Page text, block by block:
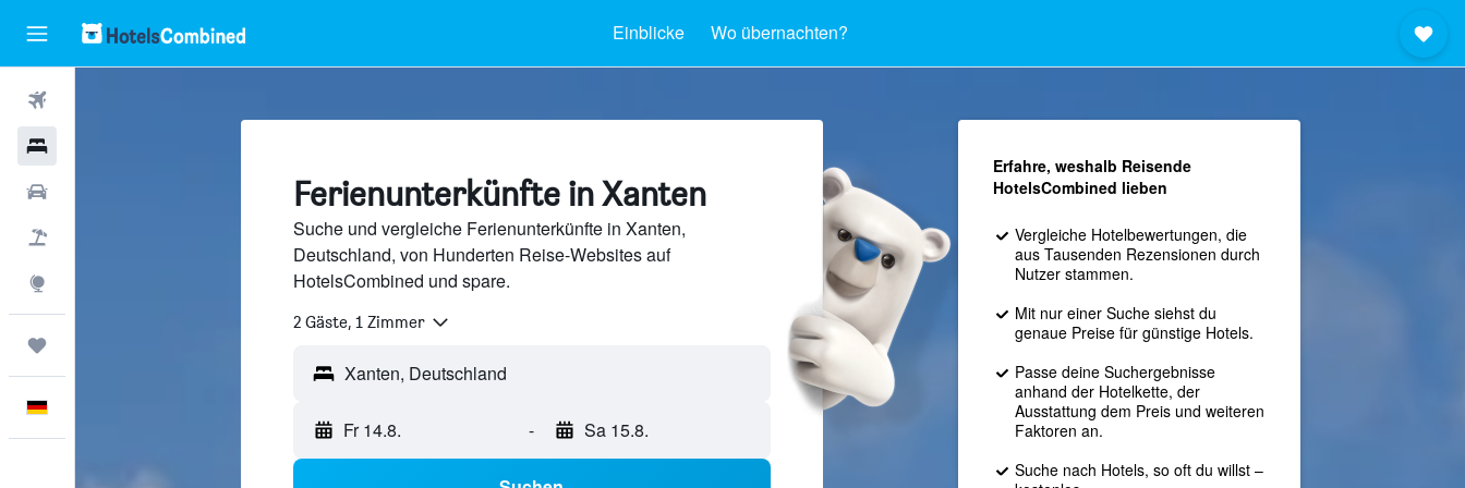
Einblicke Wo übernachten?
Ferienunterkünfte in Xanten
Suche und vergleiche Ferienunterkünfte in Xanten,
Deutschland, von Hunderten Reise-Websites auf
HotelsCombined und spare.
2 Gäste, 1 Zimmer
Fr 14.8. - Sa 15.8.
Erfahre, weshalb Reisende
HotelsCombined lieben
Vergleiche Hotelbewertungen, die
aus Tausenden Rezensionen durch
Nutzer stammen.
Mit nur einer Suche siehst du
genaue Preise für günstige Hotels.
Passe deine Suchergebnisse
anhand der Hotelkette, der
Ausstattung dem Preis und weiteren
Faktoren an.
Suche nach Hotels, so oft du willst –